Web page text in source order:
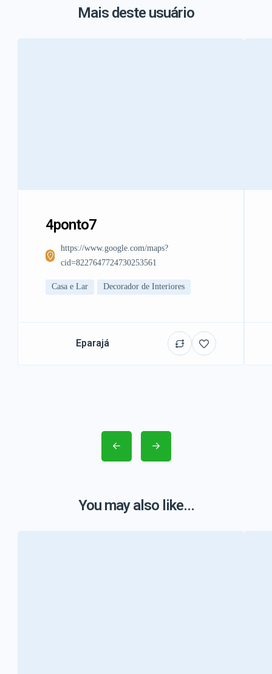
Mais deste usuário
4ponto7
https://www.google.com/maps?
cid=8227647724730253561
Casa e Lar Decorador de Interiores
Eparajá
You may also like...